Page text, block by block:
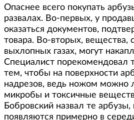
Опаснее всего покупать
развалах. Во-первых, у
оказаться документов,
товара. Во-вторых, вещества,
выхлопных газах, могут
Специалист порекомендовал
тем, чтобы на поверхности
надрезов, ведь ножом можно
микробы и токсичные
Бобровский назвал те арбузы,
появляются примерно в